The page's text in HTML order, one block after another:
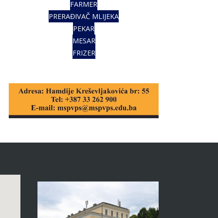
FARMER
PRERAĐIVAČ MLIJEKA
PEKAR
MESAR
FRIZER